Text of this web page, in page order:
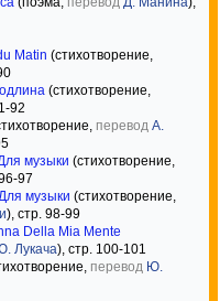
Matin (стихотворение,
(стихотворение,
92
перевод А.
музыки (стихотворение,
97
музыки (стихотворение,
), стр. 98-99
Della Mia Mente
Лукача), стр. 100-101
перевод Ю.